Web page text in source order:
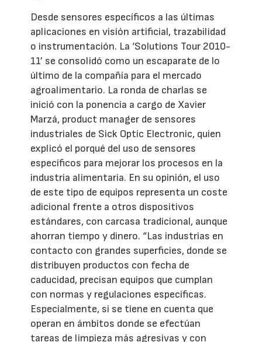
Desde sensores específicos a las últimas
aplicaciones en visión artificial, trazabilidad
o instrumentación. La ‘Solutions Tour 2010-
11’ se consolidó como un escaparate de lo
último de la compañía para el mercado
agroalimentario. La ronda de charlas se
inició con la ponencia a cargo de Xavier
Marzá, product manager de sensores
industriales de Sick Optic Electronic, quien
explicó el porqué del uso de sensores
específicos para mejorar los procesos en la
industria alimentaria. En su opinión, el uso
de este tipo de equipos representa un coste
adicional frente a otros dispositivos
estándares, con carcasa tradicional, aunque
ahorran tiempo y dinero. “Las industrias en
contacto con grandes superficies, donde se
distribuyen productos con fecha de
caducidad, precisan equipos que cumplan
con normas y regulaciones específicas.
Especialmente, si se tiene en cuenta que
operan en ámbitos donde se efectúan
tareas de limpieza más agresivas y con